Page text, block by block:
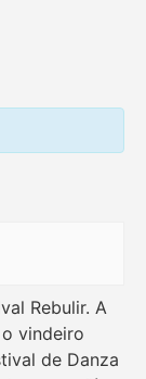
Rebulir. A
vindeiro
de Danza